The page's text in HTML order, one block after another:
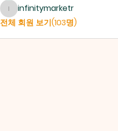
infinitymarketr
infinitymarketr
전체 회원 보기(103명)